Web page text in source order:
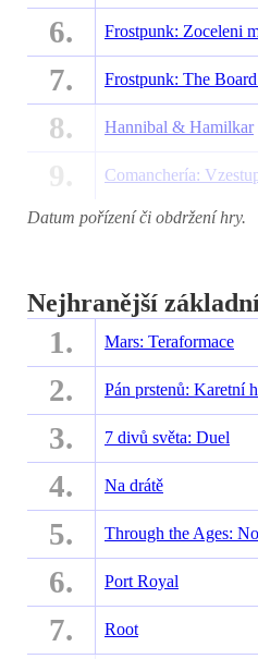
6. Frostpunk: Zoceleni
7. Frostpunk: The
8. Hannibal & Hamilkar
Comanchería:
Datum pořízení či obdržení hry.
Nejhranější
1. Mars: Teraformace
2. Pán prstenů: Karetní
3. 7 divů světa: Duel
4. Na drátě
5. Through the Ages:
6. Port Royal
7. Root